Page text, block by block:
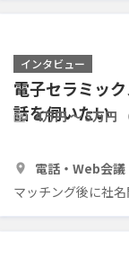
インタビュー
電子セラミッ
話を伺いたい
4万円 〜 5万円
電話・Web会議
マッチング後に社名